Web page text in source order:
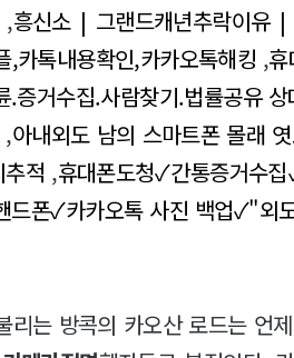
흥신소 | 그랜드캐년추락이유 |
,카톡내용확인,카카오톡해킹 ,
.증거수집.사람찾기.법률공유
,아내외도 남의 스마트폰 몰래
적 ,휴대폰도청✓간통증거수
드폰✓카카오톡 사진 백업✓"외
리는 방콕의 카오산 로드는 언